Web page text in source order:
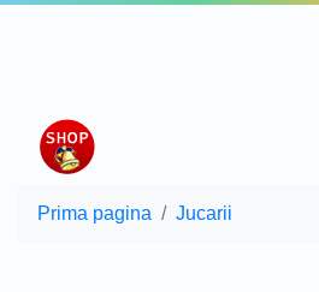
Prima pagina Jucarii